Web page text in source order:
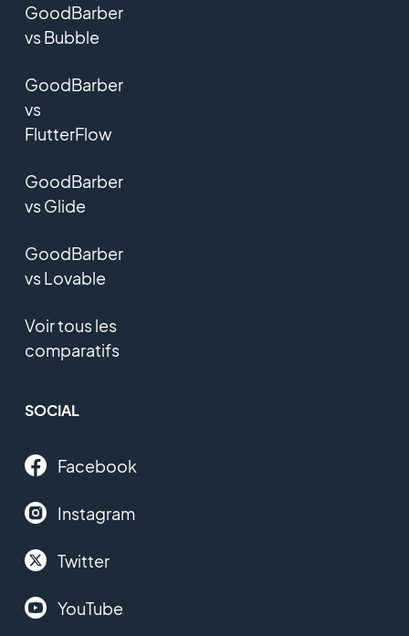
GoodBarber
vs Bubble
GoodBarber
vs
FlutterFlow
GoodBarber
vs Glide
GoodBarber
vs Lovable
Voir tous les
comparatifs
SOCIAL
Facebook
Instagram
Twitter
YouTube